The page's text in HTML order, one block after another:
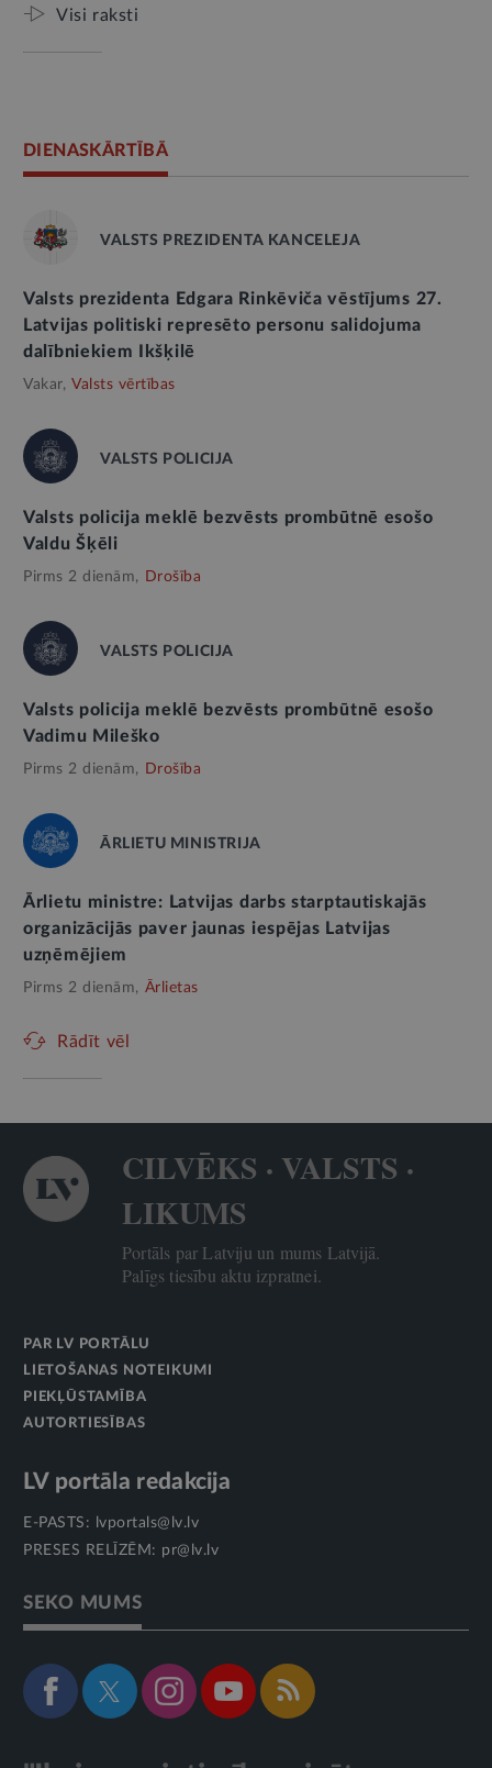
Visi raksti
DIENASKĀRTĪBĀ
VALSTS PREZIDENTA KANCELEJA
Valsts prezidenta Edgara Rinkēviča vēstījums 27.
Latvijas politiski represēto personu salidojuma
dalībniekiem Ikšķilē
Vakar, Valsts vērtības
VALSTS POLICIJA
Valsts policija meklē bezvēsts prombūtnē esošo
Valdu Šķēli
Pirms 2 dienām, Drošība
VALSTS POLICIJA
Valsts policija meklē bezvēsts prombūtnē esošo
Vadimu Mileško
Pirms 2 dienām, Drošība
ĀRLIETU MINISTRIJA
Ārlietu ministre: Latvijas darbs starptautiskajās
organizācijās paver jaunas iespējas Latvijas
uzņēmējiem
Pirms 2 dienām, Ārlietas
Rādīt vēl
CILVĒKS · VALSTS ·
LIKUMS
Portāls par Latviju un mums Latvijā.
Palīgs tiesību aktu izpratnei.
PAR LV PORTĀLU
LIETOŠANAS NOTEIKUMI
PIEKĻŪSTAMĪBA
AUTORTIESĪBAS
LV portāla redakcija
E-PASTS:
lvportals@lv.lv
PRESES RELĪZĒM: pr@lv.lv
SEKO MUMS